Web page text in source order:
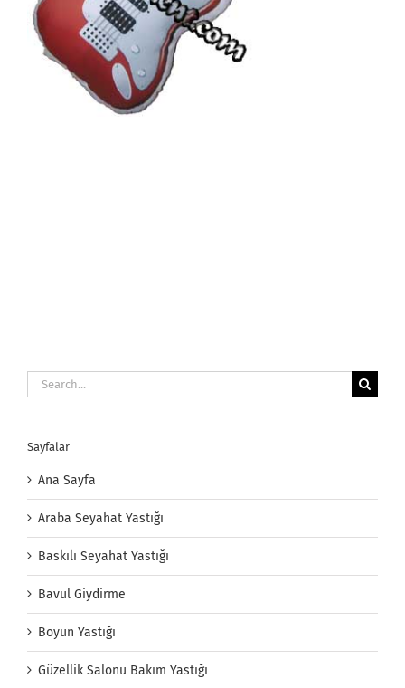
Search
for:
Sayfalar
Ana Sayfa
Araba Seyahat Yastığı
Baskılı Seyahat Yastığı
Bavul Giydirme
Boyun Yastığı
Güzellik Salonu Bakım Yastığı